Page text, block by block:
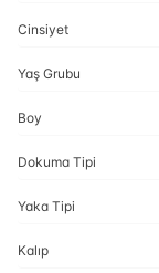
Cinsiyet
Yaş Grubu
Boy
Dokuma Tipi
Yaka Tipi
Kalıp